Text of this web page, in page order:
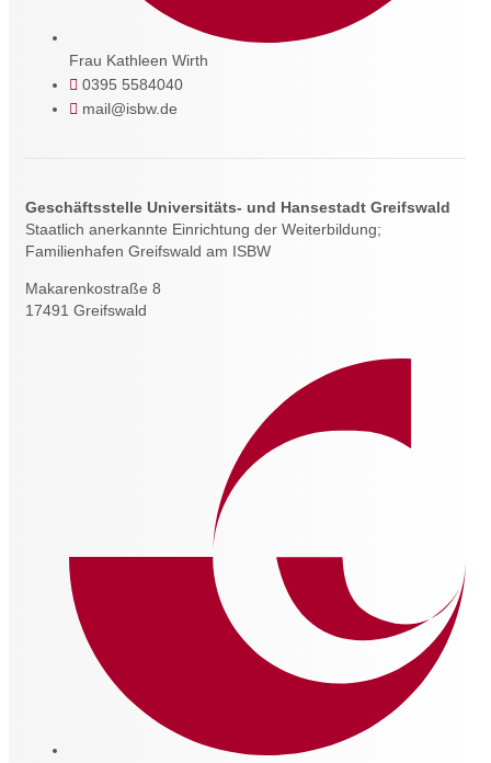
Frau Kathleen Wirth
0395 5584040
mail@isbw.de
Geschäftsstelle Universitäts- und Hansestadt Greifswald
Staatlich anerkannte Einrichtung der Weiterbildung;
Familienhafen Greifswald am ISBW
Makarenkostraße 8
17491 Greifswald